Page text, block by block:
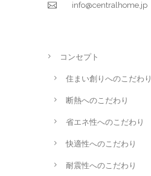
info@centralhome.jp
コンセプト
住まい創りへのこだわり
断熱へのこだわり
省エネ性へのこだわり
快適性へのこだわり
耐震性へのこだわり